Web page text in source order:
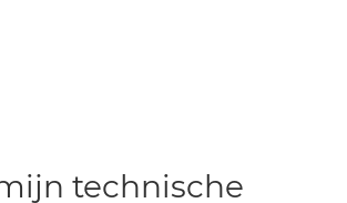
technische